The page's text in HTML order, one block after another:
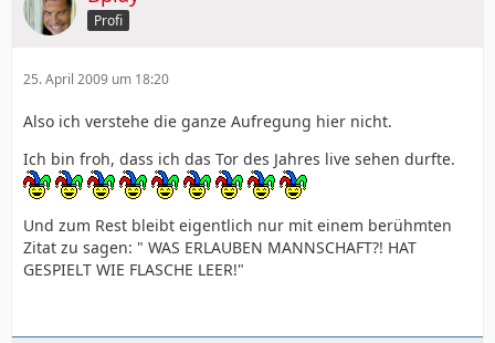
Profi
25. April 2009 um 18:20
Also ich verstehe die ganze Aufregung hier nicht.
Ich bin froh, dass ich das Tor des Jahres live sehen durfte.
Und zum Rest bleibt eigentlich nur mit einem berühmten
Zitat zu sagen: " WAS ERLAUBEN MANNSCHAFT?! HAT
GESPIELT WIE FLASCHE LEER!"